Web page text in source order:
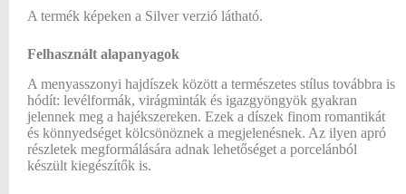
A termék képeken a Silver verzió látható.
Felhasznált alapanyagok
A menyasszonyi hajdíszek között a természetes stílus továbbra is
hódít: levélformák, virágminták és igazgyöngyök gyakran
jelennek meg a hajékszereken. Ezek a díszek finom romantikát
és könnyedséget kölcsönöznek a megjelenésnek. Az ilyen apró
részletek megformálására adnak lehetőséget a porcelánból
készült kiegészítők is.